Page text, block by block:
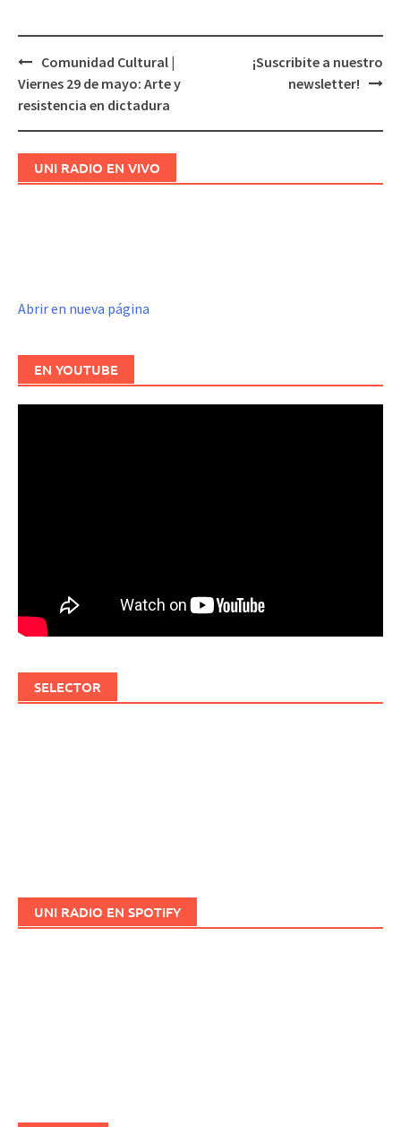
Navegación
de
Comunidad Cultural |
Viernes 29 de mayo: Arte y
resistencia en dictadura
¡Suscribite a nuestro
newsletter!
UNI RADIO EN VIVO
Abrir en nueva página
EN YOUTUBE
SELECTOR
UNI RADIO EN SPOTIFY